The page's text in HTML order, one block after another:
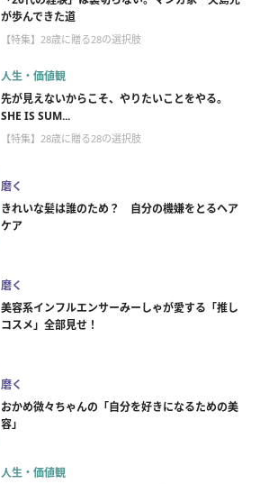
が歩んできた道
【特集】28歳に贈る28の選択肢
人生・価値観
先が見えないからこそ、やりたいことをやる。
SHE IS SUM...
【特集】28歳に贈る28の選択肢
磨く
きれいな髪は誰のため？ 自分の機嫌をとるヘア
ケア
磨く
美容系インフルエンサーみーしゃが愛する「推し
コスメ」全部見せ！
磨く
おかめ微々ちゃんの「自分を好きになるための美
容」
人生・価値観